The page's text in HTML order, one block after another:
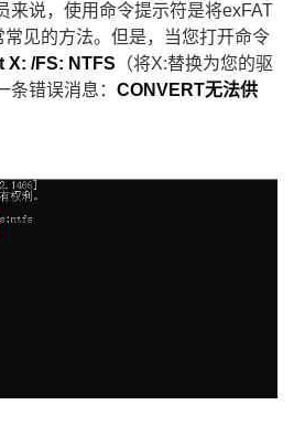
来说，使用命令提示符是将exFAT
见的方法。但是，当您打开命令
X: /FS: NTFS （将X:替换为您的驱
错误消息： CONVERT无法供